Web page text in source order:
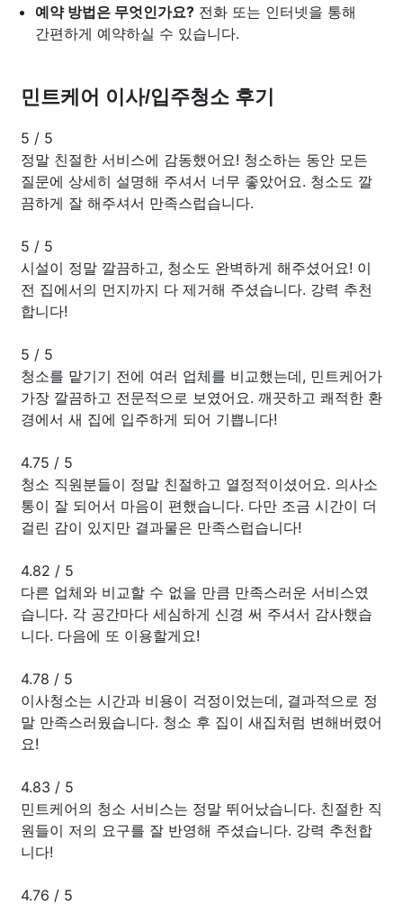
예약 방법은 무엇인가요? 전화 또는 인터넷을 통해
간편하게 예약하실 수 있습니다.
민트케어 이사/입주청소 후기
5 / 5
정말 친절한 서비스에 감동했어요! 청소하는 동안 모든
질문에 상세히 설명해 주셔서 너무 좋았어요. 청소도 깔
끔하게 잘 해주셔서 만족스럽습니다.
5 / 5
시설이 정말 깔끔하고, 청소도 완벽하게 해주셨어요! 이
전 집에서의 먼지까지 다 제거해 주셨습니다. 강력 추천
합니다!
5 / 5
청소를 맡기기 전에 여러 업체를 비교했는데, 민트케어가
가장 깔끔하고 전문적으로 보였어요. 깨끗하고 쾌적한 환
경에서 새 집에 입주하게 되어 기쁩니다!
4.75 / 5
청소 직원분들이 정말 친절하고 열정적이셨어요. 의사소
통이 잘 되어서 마음이 편했습니다. 다만 조금 시간이 더
걸린 감이 있지만 결과물은 만족스럽습니다!
4.82 / 5
다른 업체와 비교할 수 없을 만큼 만족스러운 서비스였
습니다. 각 공간마다 세심하게 신경 써 주셔서 감사했습
니다. 다음에 또 이용할게요!
4.78 / 5
이사청소는 시간과 비용이 걱정이었는데, 결과적으로 정
말 만족스러웠습니다. 청소 후 집이 새집처럼 변해버렸어
요!
4.83 / 5
민트케어의 청소 서비스는 정말 뛰어났습니다. 친절한 직
원들이 저의 요구를 잘 반영해 주셨습니다. 강력 추천합
니다!
4.76 / 5